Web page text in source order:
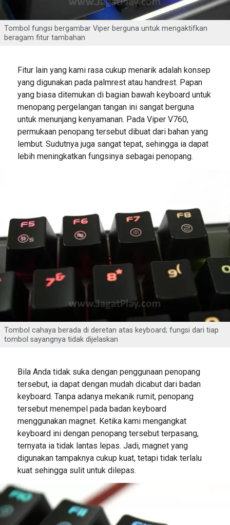
Tombol fungsi bergambar Viper berguna untuk mengaktifkan
beragam fitur tambahan
Fitur lain yang kami rasa cukup menarik adalah konsep
yang digunakan pada palmrest atau handrest. Papan
yang biasa ditemukan di bagian bawah keyboard untuk
menopang pergelangan tangan ini sangat berguna
untuk menunjang kenyamanan. Pada Viper V760,
permukaan penopang tersebut dibuat dari bahan yang
lembut. Sudutnya juga sangat tepat, sehingga ia dapat
lebih meningkatkan fungsinya sebagai penopang.
Tombol cahaya berada di deretan atas keyboard; fungsi dari tiap
tombol sayangnya tidak dijelaskan
Bila Anda tidak suka dengan penggunaan penopang
tersebut, ia dapat dengan mudah dicabut dari badan
keyboard. Tanpa adanya mekanik rumit, penopang
tersebut menempel pada badan keyboard
menggunakan magnet. Ketika kami mengangkat
keyboard ini dengan penopang tersebut terpasang,
ternyata ia tidak lantas lepas. Jadi, magnet yang
digunakan tampaknya cukup kuat, tetapi tidak terlalu
kuat sehingga sulit untuk dilepas.